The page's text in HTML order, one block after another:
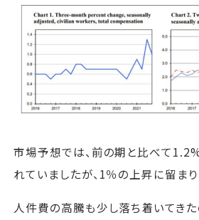
市場予想では、前の期と比べて
れていましたが、1％の上昇に留まり
人件費の高騰も少し落ち着いてき